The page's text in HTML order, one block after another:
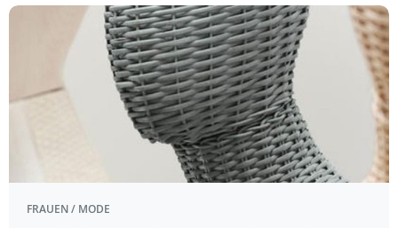
FRAUEN / MODE